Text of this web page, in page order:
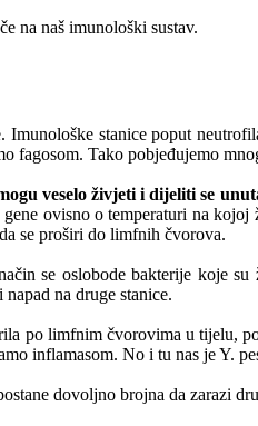
na naš imunološki sustav.
stanice poput
fagosom. Tako pobjeđujemo
veselo živjeti i dijeliti se
ovisno o temperaturi na
se proširi do limfnih čvorova.
se oslobode bakterije koje
na druge stanice.
po limfnim čvorovima u tijelu,
inflamasom. No i tu nas je Y.
dovoljno brojna da zarazi